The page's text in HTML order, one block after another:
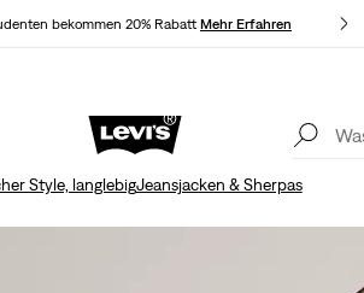
bekommen 20% RabattMehr Erfahren
und Rückgabebedingungen Mehr Erfahren
Style, langlebigJeansjacken & Sherpas